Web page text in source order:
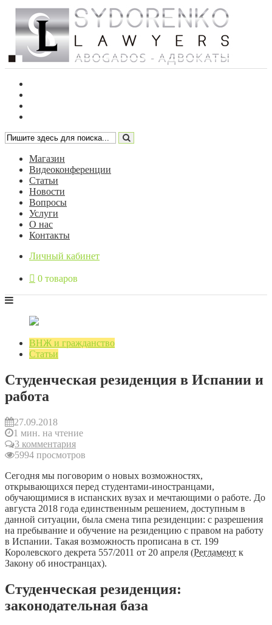
Магазин
Видеоконференции
Статьи
Новости
Вопросы
Услуги
О нас
Контакты
Личный кабинет
0 товаров
ВНЖ и гражданство
Статьи
Студенческая резиденция в Испании и
работа
27.09.2018
1 мин. на чтение
3 комментария
5994 просмотров
Сегодня мы поговорим о новых возможностях,
открывающихся перед студентами-иностранцами,
обучающимися в испанских вузах и мечтающими о работе. До
августа 2018 года единственным решением, доступным в
данной ситуации, была смена типа резиденции: с разрешения
на пребывание и обучение на резиденцию с правом на работу
в Испании. Такая возможность прописана в ст. 199
Королевского декрета 557/2011 от 20 апреля (Регламент к
Закону об иностранцах).
Студенческая резиденция:
законодательная база